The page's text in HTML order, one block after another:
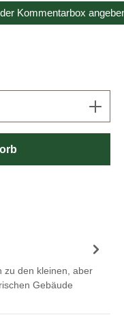
Kommentarbox
Wert ein
zu den kleinen, aber
Gebäude